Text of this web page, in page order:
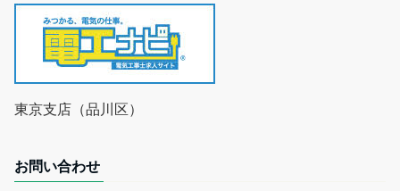
東京支店（品川区）
お問い合わせ